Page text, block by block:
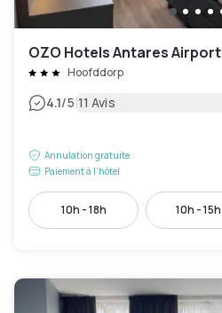
OZO Hotels Antares Airport
Hoofddorp
4.1/5|11 Avis
Annulation gratuite
Paiement à l'hôtel
10h - 18h 10h - 15h